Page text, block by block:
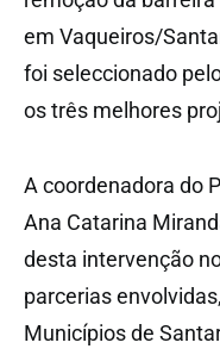
em Vaqueiros/
foi seleccionado
os três melhores
A coordenadora do
Ana Catarina
desta intervenção
parcerias
Municípios de